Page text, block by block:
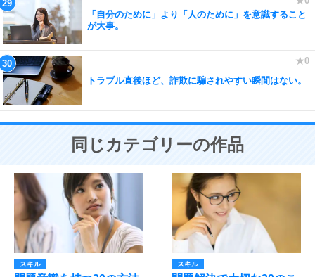
「自分のために」より「人のために」を意識すること
が大事。
トラブル直後ほど、詐欺に騙されやすい瞬間はない。
同じカテゴリーの作品
スキル スキル